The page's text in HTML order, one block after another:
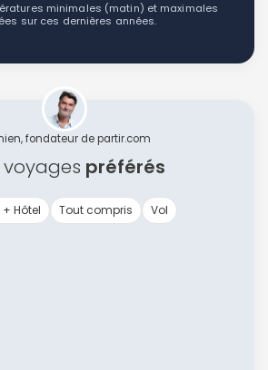
minimales (matin) et maximales
sur ces dernières années.
fondateur de partir.com
voyages préférés
+ Hôtel Tout compris Vol